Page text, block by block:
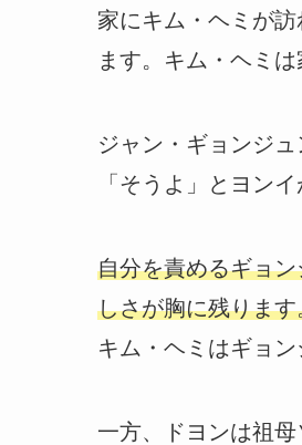
家にキム・ヘミが
ます。キム・ヘミ
ジャン・ギョンジ
「そうよ」とヨンイ
自分を責めるギョ
しさが胸に残ります
キム・ヘミはギョ
一方、ドヨンは祖